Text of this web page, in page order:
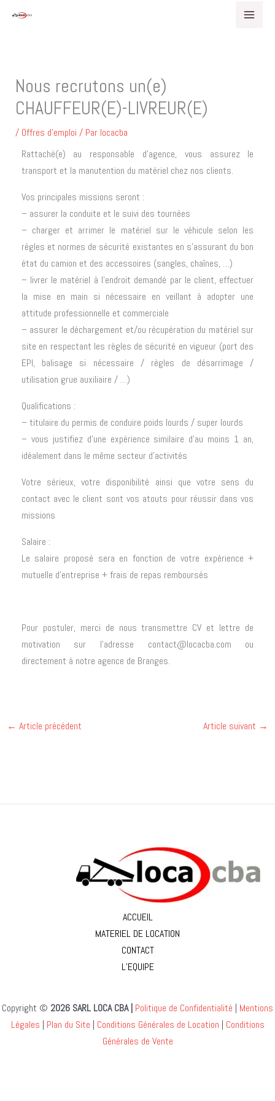
Nous recrutons un(e)
CHAUFFEUR(E)-LIVREUR(E)
/ Offres d'emploi / Par locacba
Rattaché(e) au responsable d’agence, vous assurez le
transport et la manutention du matériel chez nos clients.
Vos principales missions seront :
– assurer la conduite et le suivi des tournées
– charger et arrimer le matériel sur le véhicule selon les
règles et normes de sécurité existantes en s’assurant du bon
état du camion et des accessoires (sangles, chaînes, …)
– livrer le matériel à l’endroit demandé par le client, effectuer
la mise en main si nécessaire en veillant à adopter une
attitude professionnelle et commerciale
– assurer le déchargement et/ou récupération du matériel sur
site en respectant les règles de sécurité en vigueur (port des
EPI, balisage si nécessaire / règles de désarrimage /
utilisation grue auxiliaire / …)
Qualifications :
– titulaire du permis de conduire poids lourds / super lourds
– vous justifiez d’une expérience similaire d’au moins 1 an,
idéalement dans le même secteur d’activités
Votre sérieux, votre disponibilité ainsi que votre sens du
contact avec le client sont vos atouts pour réussir dans vos
missions
Salaire :
Le salaire proposé sera en fonction de votre expérience +
mutuelle d’entreprise + frais de repas remboursés
Pour postuler, merci de nous transmettre CV et lettre de
motivation sur l’adresse contact@locacba.com ou
directement à notre agence de Branges.
← Article précédent Article suivant →
ACCUEIL
MATERIEL DE LOCATION
CONTACT
L’EQUIPE
Copyright © 2026 SARL LOCA CBA | Politique de Confidentialité | Mentions
Légales | Plan du Site | Conditions Générales de Location | Conditions
Générales de Vente